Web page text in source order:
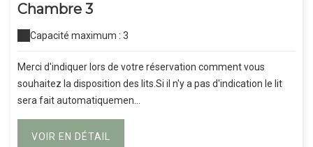
Chambre 3
Capacité maximum : 3
Merci d'indiquer lors de votre réservation comment vous
souhaitez la disposition des lits.Si il n'y a pas d'indication le lit
sera fait automatiquemen...
VOIR EN DÉTAIL